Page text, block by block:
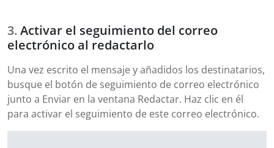
Activar el seguimiento del correo
electrónico al redactarlo
Una vez escrito el mensaje y añadidos los destinatarios,
busque el botón de seguimiento de correo electrónico
junto a Enviar en la ventana Redactar. Haz clic en él
para activar el seguimiento de este correo electrónico.